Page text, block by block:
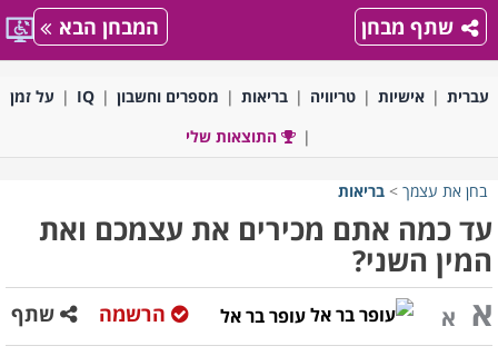
שתף מבחן המבחן הבא
עברית אישיות טריוויה בריאות מספרים וחשבון IQ
על זמן
התוצאות שלי
בחן את עצמך > בריאות
עד כמה אתם מכירים את עצמכם ואת
המין השני?
א א עופר בר אל שתף הרשמה